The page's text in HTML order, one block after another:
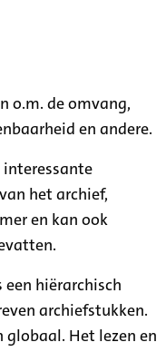
o.m. de omvang,
en andere.
het archief,
en kan ook
hiërarchisch
archiefstukken.
globaal. Het lezen en